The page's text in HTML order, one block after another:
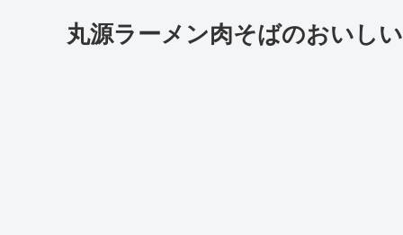
丸源ラーメン肉そばのおいし